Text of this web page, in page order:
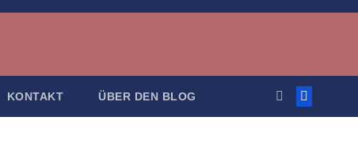
KONTAKT ÜBER DEN BLOG